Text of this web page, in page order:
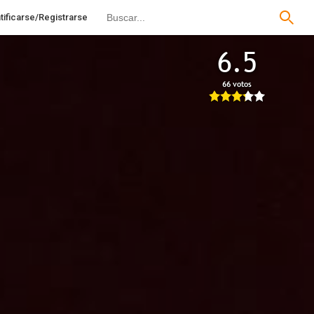
Registrarse
6.5
66 votos